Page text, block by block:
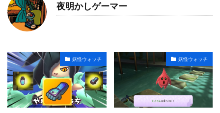
夜明かしゲーマー
妖怪ウォッチ 妖怪ウォッチ